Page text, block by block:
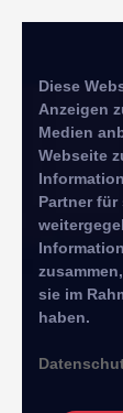
Diese
Anzeigen
Medien
Webseite
Partner
sie im
haben.